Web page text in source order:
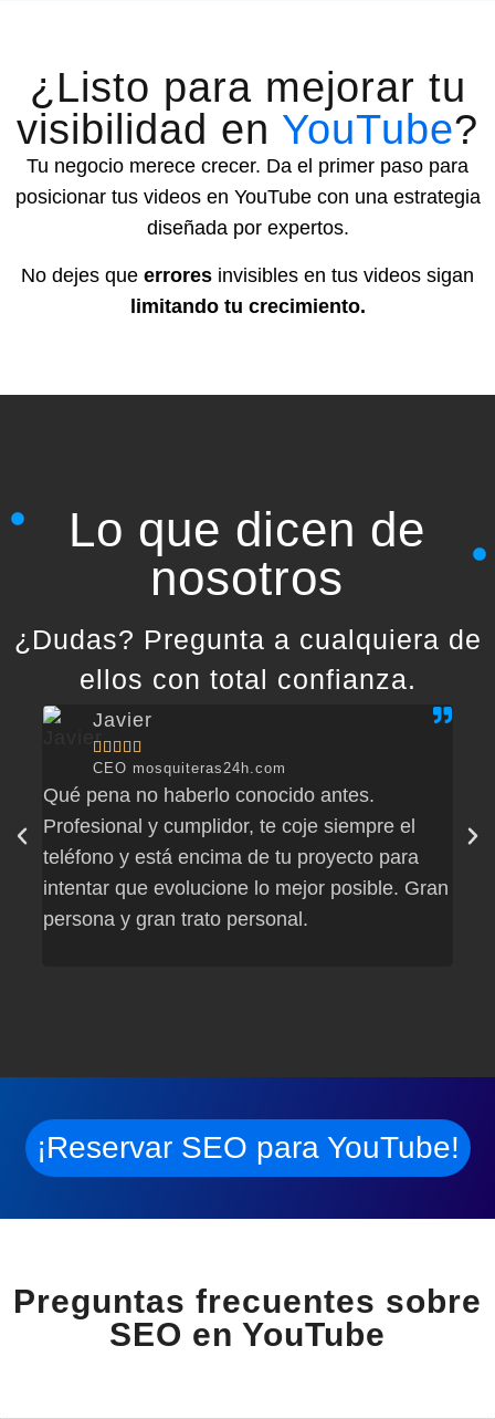
¿Listo para mejorar tu
visibilidad en YouTube?
Tu negocio merece crecer. Da el primer paso para
posicionar tus videos en YouTube con una estrategia
diseñada por expertos.
No dejes que errores invisibles en tus videos sigan
limitando tu crecimiento.
Lo que dicen de
nosotros
¿Dudas? Pregunta a cualquiera de
ellos con total confianza.
Javier
    
CEO mosquiteras24h.com
Qué pena no haberlo conocido antes.
Profesional y cumplidor, te coje siempre el
teléfono y está encima de tu proyecto para
intentar que evolucione lo mejor posible. Gran
persona y gran trato personal.
¡Reservar SEO para YouTube!
Preguntas frecuentes sobre
SEO en YouTube